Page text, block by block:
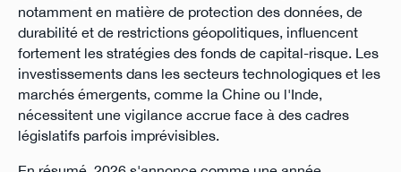
notamment en matière de protection des données, de
durabilité et de restrictions géopolitiques, influencent
fortement les stratégies des fonds de capital-risque. Les
investissements dans les secteurs technologiques et les
marchés émergents, comme la Chine ou l'Inde,
nécessitent une vigilance accrue face à des cadres
législatifs parfois imprévisibles.